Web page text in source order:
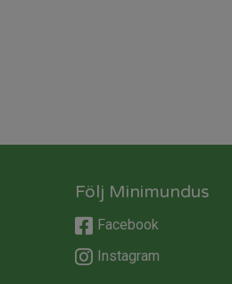
Följ Minimundus
Facebook
Instagram